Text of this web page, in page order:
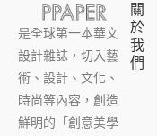
是全球第一本華文
設計雜誌，切入藝
術、設計、文化、
時尚等內容，創造
鮮明的「創意美學
關
於
我
們